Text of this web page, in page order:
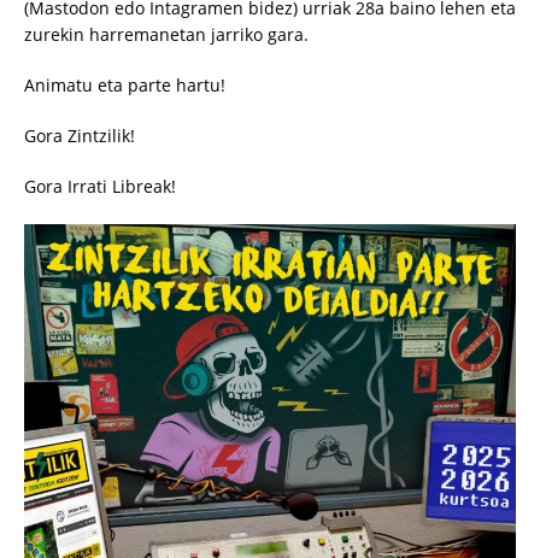
(Mastodon edo Intagramen bidez) urriak 28a baino lehen eta
zurekin harremanetan jarriko gara.
Animatu eta parte hartu!
Gora Zintzilik!
Gora Irrati Libreak!